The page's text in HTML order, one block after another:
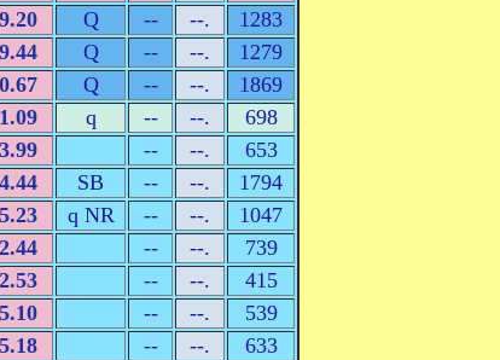
Q -- --.
1283
Q -- --.
1279
Q -- --.
1869
q -- --.
698
-- --.
653
SB -- --.
1794
q NR -- --.
1047
-- --.
739
-- --.
415
-- --.
539
-- --.
633